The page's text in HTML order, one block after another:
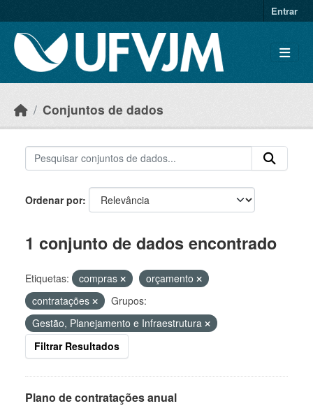
Entrar
Conjuntos de dados
Ordenar por
1 conjunto de dados encontrado
Etiquetas: compras
orçamento
contratações
Grupos:
Gestão, Planejamento e Infraestrutura
Filtrar Resultados
Plano de contratações anual